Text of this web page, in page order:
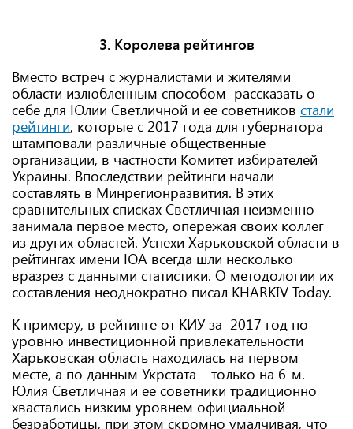
3. Королева рейтингов
Вместо встреч с журналистами и жителями
области излюбленным способом рассказать о
себе для Юлии Светличной и ее советников стали
рейтинги, которые с 2017 года для губернатора
штамповали различные общественные
организации, в частности Комитет избирателей
Украины. Впоследствии рейтинги начали
составлять в Минрегионразвития. В этих
сравнительных списках Светличная неизменно
занимала первое место, опережая своих коллег
из других областей. Успехи Харьковской области в
рейтингах имени ЮА всегда шли несколько
вразрез с данными статистики. О методологии их
составления неоднократно писал KHARKIV Today.
К примеру, в рейтинге от КИУ за 2017 год по
уровню инвестиционной привлекательности
Харьковская область находилась на первом
месте, а по данным Укрстата – только на 6-м.
Юлия Светличная и ее советники традиционно
хвастались низким уровнем официальной
безработицы, при этом скромно умалчивая, что